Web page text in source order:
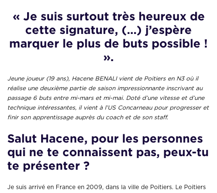
« Je suis surtout très heureux de
cette signature, (…) j’espère
marquer le plus de buts possible !
».
Jeune joueur (19 ans), Hacene BENALI vient de Poitiers en N3 où il
réalise une deuxième partie de saison impressionnante inscrivant au
passage 6 buts entre mi-mars et mi-mai. Doté d’une vitesse et d’une
technique intéressantes, il vient à l’US Concarneau pour progresser et
finir son apprentissage auprès du coach et de son staff.
Salut Hacene, pour les personnes
qui ne te connaissent pas, peux-tu
te présenter ?
Je suis arrivé en France en 2009, dans la ville de Poitiers. Le Poitiers